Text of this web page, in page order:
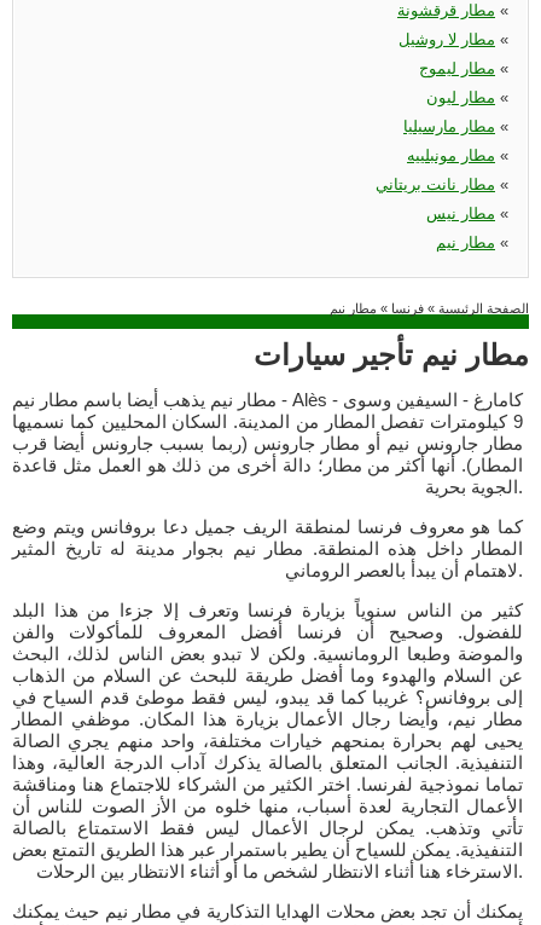
مطار قرقشونة «
مطار لا روشيل «
مطار ليموج «
مطار ليون «
مطار مارسيليا «
مطار مونبلييه «
مطار نانت بريتاني «
مطار نيس «
مطار نيم «
الصفحة الرئيسية » فرنسا » مطار نيم
مطار نيم تأجير سيارات
مطار نيم يذهب أيضا باسم مطار نيم - Alès - كامارغ - السيفين وسوى
9 كيلومترات تفصل المطار من المدينة. السكان المحليين كما نسميها
مطار جارونس نيم أو مطار جارونس (ربما بسبب جارونس أيضا قرب
المطار). أنها أكثر من مطار؛ دالة أخرى من ذلك هو العمل مثل قاعدة
الجوية بحرية.
كما هو معروف فرنسا لمنطقة الريف جميل دعا بروفانس ويتم وضع
المطار داخل هذه المنطقة. مطار نيم بجوار مدينة له تاريخ المثير
لاهتمام أن يبدأ بالعصر الروماني.
كثير من الناس سنوياً بزيارة فرنسا وتعرف إلا جزءا من هذا البلد
للفضول. وصحيح أن فرنسا أفضل المعروف للمأكولات والفن
والموضة وطبعا الرومانسية. ولكن لا تبدو بعض الناس لذلك، البحث
عن السلام والهدوء وما أفضل طريقة للبحث عن السلام من الذهاب
إلى بروفانس؟ غريبا كما قد يبدو، ليس فقط موطئ قدم السياح في
مطار نيم، وأيضا رجال الأعمال بزيارة هذا المكان. موظفي المطار
يحيى لهم بحرارة بمنحهم خيارات مختلفة، واحد منهم يجري الصالة
التنفيذية. الجانب المتعلق بالصالة يذكرك آداب الدرجة العالية، وهذا
تماما نموذجية لفرنسا. اختر الكثير من الشركاء للاجتماع هنا ومناقشة
الأعمال التجارية لعدة أسباب، منها خلوه من الأز الصوت للناس أن
تأتي وتذهب. يمكن لرجال الأعمال ليس فقط الاستمتاع بالصالة
التنفيذية. يمكن للسياح أن يطير باستمرار عبر هذا الطريق التمتع بعض
الاسترخاء هنا أثناء الانتظار لشخص ما أو أثناء الانتظار بين الرحلات.
يمكنك أن تجد بعض محلات الهدايا التذكارية في مطار نيم حيث يمكنك